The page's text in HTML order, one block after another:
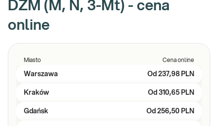
DZM (M, N, 3-Mt) - cena
online
Miasto Cena online
Warszawa Od 237,98 PLN
Kraków Od 310,65 PLN
Gdańsk Od 256,50 PLN